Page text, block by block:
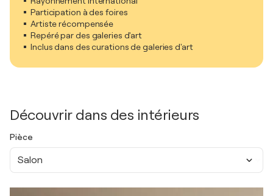
Participation à des foires
Artiste récompensée
Repéré par des galeries d'art
Inclus dans des curations de galeries d'art
Découvrir dans des intérieurs
Pièce
Salon